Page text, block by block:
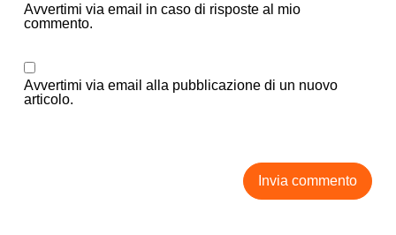
Avvertimi via email in caso di risposte al mio
commento.
Avvertimi via email alla pubblicazione di un nuovo
articolo.